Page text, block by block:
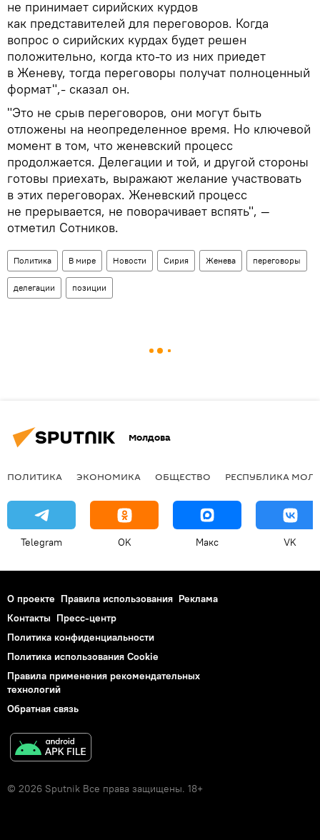
не принимает сирийских курдов
как представителей для переговоров. Когда
вопрос о сирийских курдах будет решен
положительно, когда кто-то из них приедет
в Женеву, тогда переговоры получат полноценный
формат",- сказал он.
"Это не срыв переговоров, они могут быть
отложены на неопределенное время. Но ключевой
момент в том, что женевский процесс
продолжается. Делегации и той, и другой стороны
готовы приехать, выражают желание участвовать
в этих переговорах. Женевский процесс
не прерывается, не поворачивает вспять", —
отметил Сотников.
Политика В мире Новости Сирия Женева переговоры
делегации позиции
Молдова
ПОЛИТИКА ЭКОНОМИКА ОБЩЕСТВО РЕСПУБЛИКА
Telegram OK Макс VK
О проекте Правила использования Реклама
Контакты Пресс-центр
Политика конфиденциальности
Политика использования Cookie
Правила применения рекомендательных
технологий
Обратная связь
© 2026 Sputnik Все права защищены. 18+